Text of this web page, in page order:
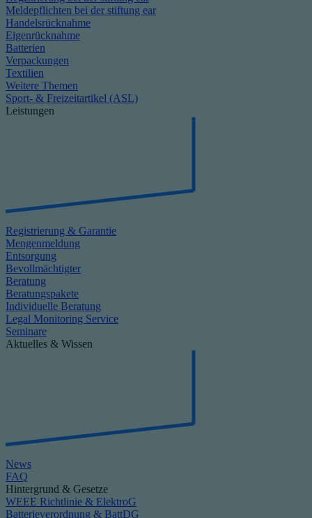
Meldepflichten bei der stiftung ear
Handelsrücknahme
Eigenrücknahme
Batterien
Verpackungen
Textilien
Weitere Themen
Sport- & Freizeitartikel (ASL)
Leistungen
Registrierung & Garantie
Mengenmeldung
Entsorgung
Bevollmächtigter
Beratung
Beratungspakete
Individuelle Beratung
Legal Monitoring Service
Seminare
Aktuelles & Wissen
News
FAQ
Hintergrund & Gesetze
WEEE Richtlinie & ElektroG
Batterieverordnung & BattDG